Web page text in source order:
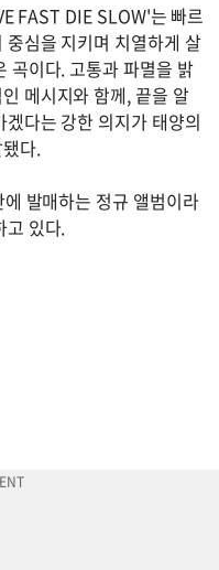
FAST DIE SLOW'는 빠르
심을 지키며 치열하게 살
곡이다. 고통과 파멸을 밝
메시지와 함께, 끝을 알
다는 강한 의지가 태양의
다.
발매하는 정규 앨범이라
고 있다.